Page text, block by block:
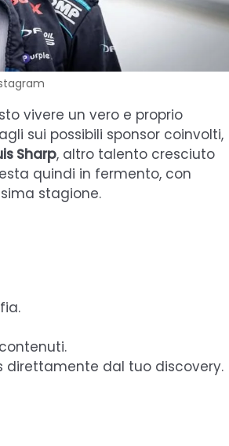
vivere un vero e proprio
sui possibili sponsor coinvolti,
Sharp, altro talento cresciuto
quindi in fermento, con
stagione.
direttamente dal tuo discovery.